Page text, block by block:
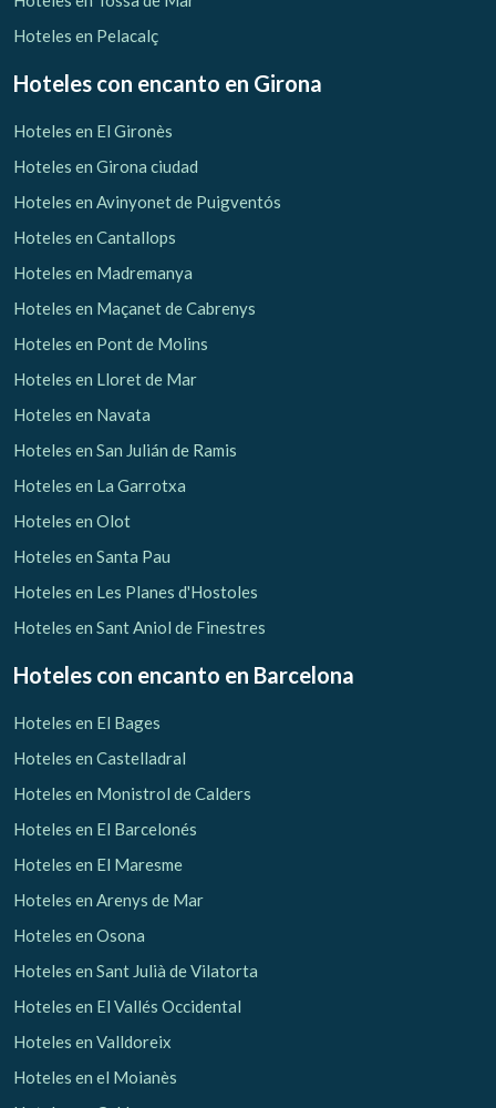
Hoteles en Pelacalç
Hoteles con encanto en Girona
Hoteles en El Gironès
Hoteles en Girona ciudad
Hoteles en Avinyonet de Puigventós
Hoteles en Cantallops
Hoteles en Madremanya
Hoteles en Maçanet de Cabrenys
Hoteles en Pont de Molins
Hoteles en Lloret de Mar
Hoteles en Navata
Hoteles en San Julián de Ramis
Hoteles en La Garrotxa
Hoteles en Olot
Hoteles en Santa Pau
Hoteles en Les Planes d'Hostoles
Hoteles en Sant Aniol de Finestres
Hoteles con encanto en Barcelona
Hoteles en El Bages
Hoteles en Castelladral
Hoteles en Monistrol de Calders
Hoteles en El Barcelonés
Hoteles en El Maresme
Hoteles en Arenys de Mar
Hoteles en Osona
Hoteles en Sant Julià de Vilatorta
Hoteles en El Vallés Occidental
Hoteles en Valldoreix
Hoteles en el Moianès